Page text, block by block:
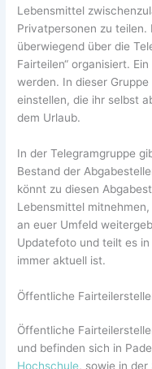
Lebensmittel
Privatpersonen zu
überwiegend über die
Fairteilen“ organisiert.
werden. In dieser
einstellen, die ihr selbst
dem Urlaub.
In der Telegramgruppe
Bestand der
könnt zu diesen
Lebensmittel
an euer Umfeld
Updatefoto und teilt es
immer aktuell ist.
Öffentliche
Öffentliche
und befinden sich in
Hochschule, sowie in der